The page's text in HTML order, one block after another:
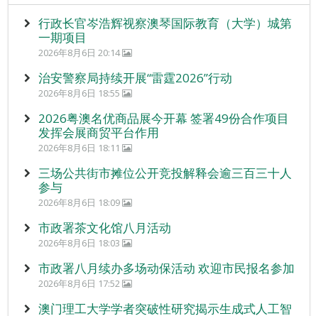
行政长官岑浩辉视察澳琴国际教育（大学）城第
一期项目
2026年8月6日 20:14
治安警察局持续开展“雷霆2026”行动
2026年8月6日 18:55
2026粤澳名优商品展今开幕 签署49份合作项目
发挥会展商贸平台作用
2026年8月6日 18:11
三场公共街市摊位公开竞投解释会逾三百三十人
参与
2026年8月6日 18:09
市政署茶文化馆八月活动
2026年8月6日 18:03
市政署八月续办多场动保活动 欢迎市民报名参加
2026年8月6日 17:52
澳门理工大学学者突破性研究揭示生成式人工智